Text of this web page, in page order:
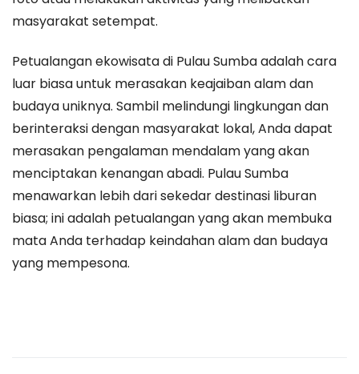
masyarakat setempat.
Petualangan ekowisata di Pulau Sumba adalah cara
luar biasa untuk merasakan keajaiban alam dan
budaya uniknya. Sambil melindungi lingkungan dan
berinteraksi dengan masyarakat lokal, Anda dapat
merasakan pengalaman mendalam yang akan
menciptakan kenangan abadi. Pulau Sumba
menawarkan lebih dari sekedar destinasi liburan
biasa; ini adalah petualangan yang akan membuka
mata Anda terhadap keindahan alam dan budaya
yang mempesona.